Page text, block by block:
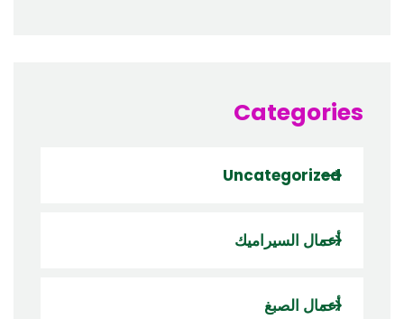
Categories
Uncategorized
أعمال السيراميك
أعمال الصبغ